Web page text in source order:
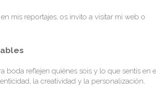
mis reportajes, os invito a visitar mi web o
boda reflejen quiénes sois y lo que sentís en
la creatividad y la personalización,